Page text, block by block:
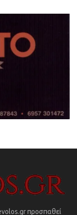
προσπαθεί